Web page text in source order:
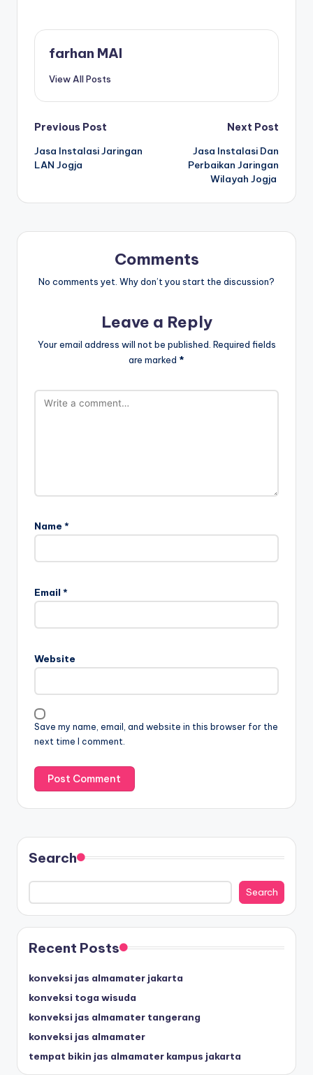
farhan MAI
View All Posts
Post
navigation
Previous Post
Jasa Instalasi Jaringan
LAN Jogja
Next Post
Jasa Instalasi Dan
Perbaikan Jaringan
Wilayah Jogja
Comments
No comments yet. Why don’t you start the discussion?
Leave a Reply
Your email address will not be published. Required fields
are marked *
Name *
Email *
Website
Save my name, email, and website in this browser for the
next time I comment.
Search
Search
Recent Posts
konveksi jas almamater jakarta
konveksi toga wisuda
konveksi jas almamater tangerang
konveksi jas almamater
tempat bikin jas almamater kampus jakarta